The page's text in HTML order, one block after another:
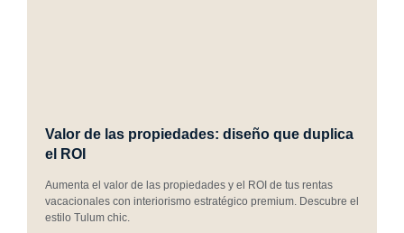
Valor de las propiedades: diseño que duplica
el ROI
Aumenta el valor de las propiedades y el ROI de tus rentas
vacacionales con interiorismo estratégico premium. Descubre el
estilo Tulum chic.